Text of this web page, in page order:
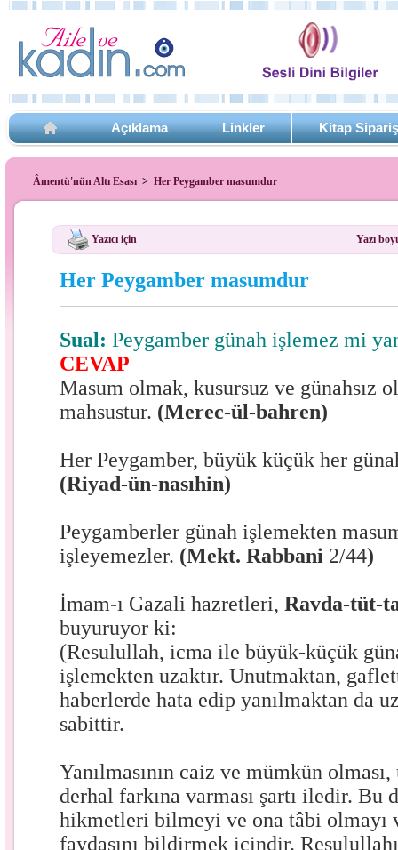
Açıklama Linkler Kitap
Âmentü'nün Altı Esası > Her Peygamber masumdur
Yazıcı için Yazı
Her Peygamber masumdur
Sual:Peygamber günah işlemez mi
CEVAP
Masum olmak, kusursuz ve günahsız
mahsustur. (Merec-ül-bahren)
Her Peygamber, büyük küçük her
(Riyad-ün-nasıhin)
Peygamberler günah işlemekten
işleyemezler. (Mekt. Rabbani 2/44)
İmam-ı Gazali hazretleri,Ravda-tüt-
buyuruyor ki:
(Resulullah, icma ile büyük-küçük
işlemekten uzaktır. Unutmaktan,
haberlerde hata edip yanılmaktan da
sabittir.
Yanılmasının caiz ve mümkün
derhal farkına varması şartı iledir.
hikmetleri bilmeyi ve ona tâbi olmayı
faydasını bildirmek içindir.